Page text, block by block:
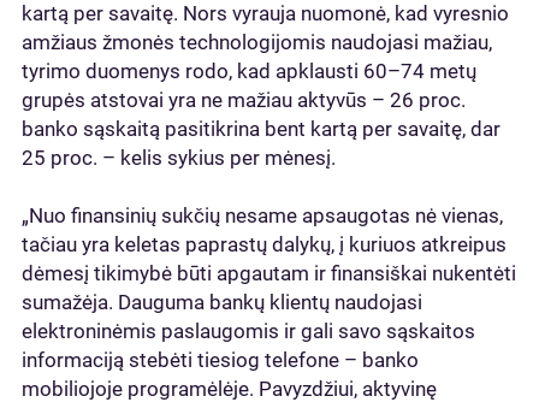
kartą per savaitę. Nors vyrauja nuomonė, kad vyresnio
amžiaus žmonės technologijomis naudojasi mažiau,
tyrimo duomenys rodo, kad apklausti 60–74 metų
grupės atstovai yra ne mažiau aktyvūs – 26 proc.
banko sąskaitą pasitikrina bent kartą per savaitę, dar
25 proc. – kelis sykius per mėnesį.
„Nuo finansinių sukčių nesame apsaugotas nė vienas,
tačiau yra keletas paprastų dalykų, į kuriuos atkreipus
dėmesį tikimybė būti apgautam ir finansiškai nukentėti
sumažėja. Dauguma bankų klientų naudojasi
elektroninėmis paslaugomis ir gali savo sąskaitos
informaciją stebėti tiesiog telefone – banko
mobiliojoje programėlėje. Pavyzdžiui, aktyvinę